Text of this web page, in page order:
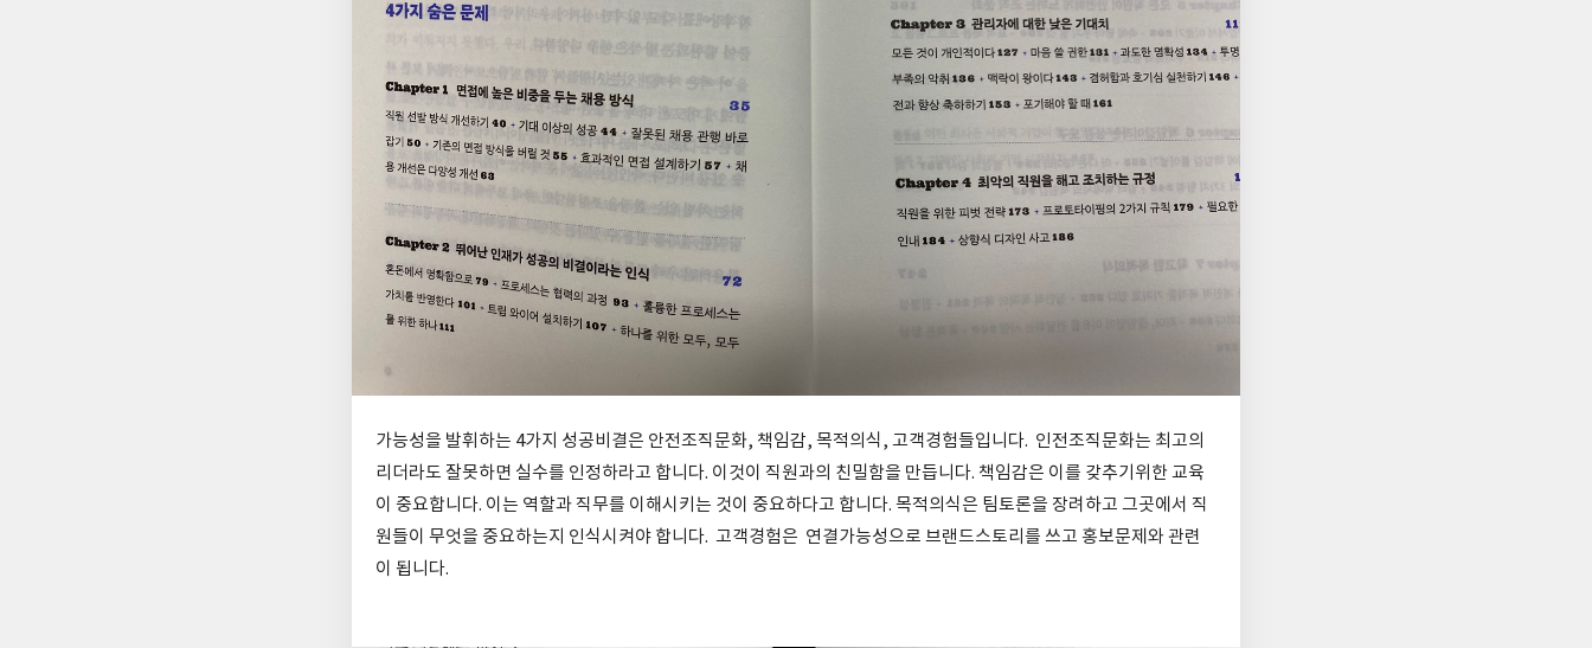
가능성을 발휘하는 4가지 성공비결은 안전조직문화, 책임감, 목적의식, 고객경험들입니다. 인전조직문화는 최고의
리더라도 잘못하면 실수를 인정하라고 합니다. 이것이 직원과의 친밀함을 만듭니다. 책임감은 이를 갖추기위한 교육
이 중요합니다. 이는 역할과 직무를 이해시키는 것이 중요하다고 합니다. 목적의식은 팀토론을 장려하고 그곳에서 직
원들이 무엇을 중요하는지 인식시켜야 합니다. 고객경험은 연결가능성으로 브랜드스토리를 쓰고 홍보문제와 관련
이 됩니다.